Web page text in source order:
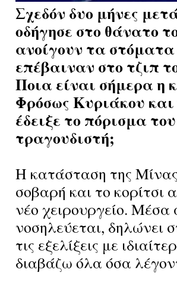
Σχεδόν δυο μήνες
οδήγησε στο θάνατο
ανοίγουν τα
επέβαιναν στο τζιπ
Ποια είναι σήμερα η
Φρόσως Κυριάκου
έδειξε το πόρισμα
τραγουδιστή;
Η κατάσταση της
σοβαρή και το κορίτσι
νέο χειρουργείο. Μέσα
νοσηλεύεται, δηλώνει
τις εξελίξεις με
διαβάζω όλα όσα